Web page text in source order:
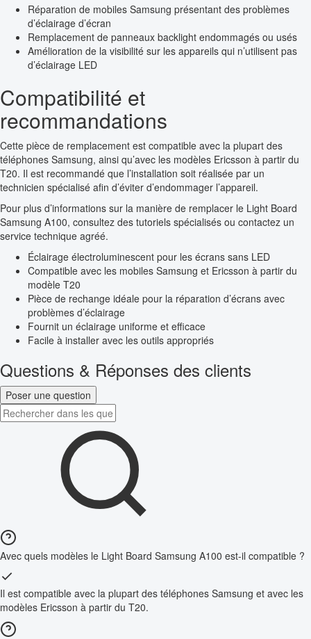
Réparation de mobiles Samsung présentant des problèmes
d’éclairage d’écran
Remplacement de panneaux backlight endommagés ou usés
Amélioration de la visibilité sur les appareils qui n’utilisent pas
d’éclairage LED
Compatibilité et
recommandations
Cette pièce de remplacement est compatible avec la plupart des
téléphones Samsung, ainsi qu’avec les modèles Ericsson à partir du
T20. Il est recommandé que l’installation soit réalisée par un
technicien spécialisé afin d’éviter d’endommager l’appareil.
Pour plus d’informations sur la manière de remplacer le Light Board
Samsung A100, consultez des tutoriels spécialisés ou contactez un
service technique agréé.
Éclairage électroluminescent pour les écrans sans LED
Compatible avec les mobiles Samsung et Ericsson à partir du
modèle T20
Pièce de rechange idéale pour la réparation d’écrans avec
problèmes d’éclairage
Fournit un éclairage uniforme et efficace
Facile à installer avec les outils appropriés
Questions & Réponses des clients
Poser une question
Avec quels modèles le Light Board Samsung A100 est-il compatible ?
Il est compatible avec la plupart des téléphones Samsung et avec les
modèles Ericsson à partir du T20.